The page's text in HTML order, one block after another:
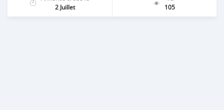
2 Juillet
105